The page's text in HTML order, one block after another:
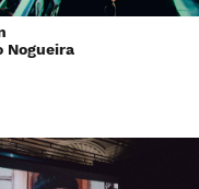
Nogueira